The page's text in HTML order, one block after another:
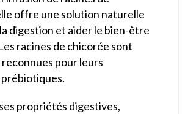
offre une solution naturelle
digestion et aider le bien-être
racines de chicorée sont
pour leurs
propriétés digestives,